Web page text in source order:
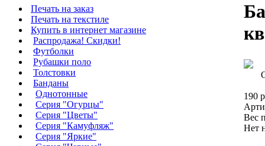
Печать на заказ
Печать на текстиле
Купить в интернет магазине
Распродажа! Скидки!
Футболки
Рубашки поло
Толстовки
Банданы
Однотонные
Серия "Огурцы"
Серия "Цветы"
Серия "Камуфляж"
Серия "Яркие"
190
Вес
Нет